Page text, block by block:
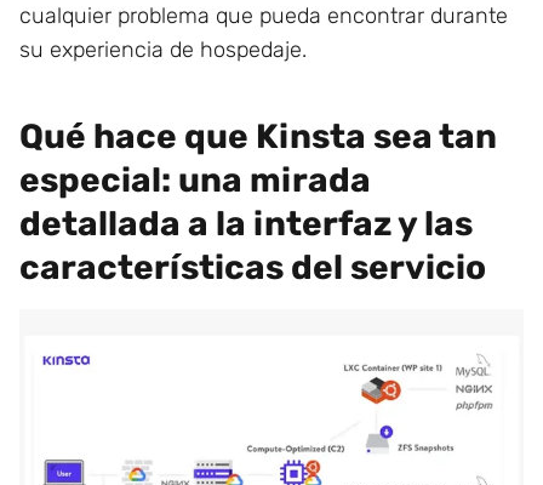
cualquier problema que pueda encontrar durante
su experiencia de hospedaje.
Qué hace que Kinsta sea tan
especial: una mirada
detallada a la interfaz y las
características del servicio